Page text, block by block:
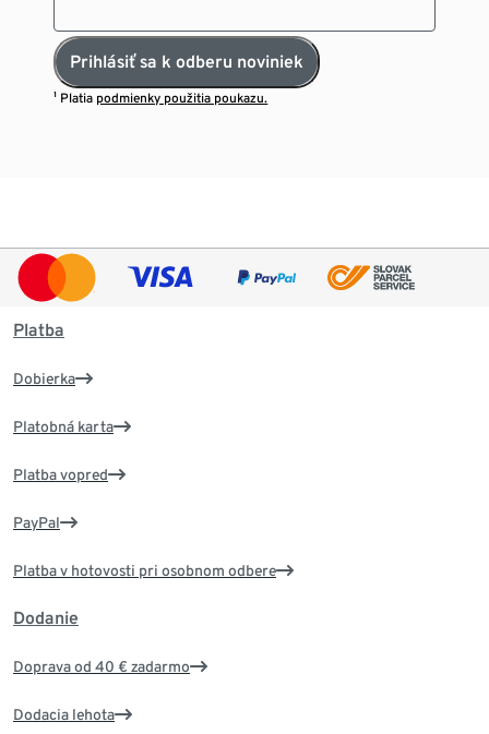
Prihlásiť sa k odberu noviniek
¹ Platia podmienky použitia poukazu.
Platba
Dobierka
Platobná karta
Platba vopred
PayPal
Platba v hotovosti pri osobnom odbere
Dodanie
Doprava od 40 € zadarmo
Dodacia lehota